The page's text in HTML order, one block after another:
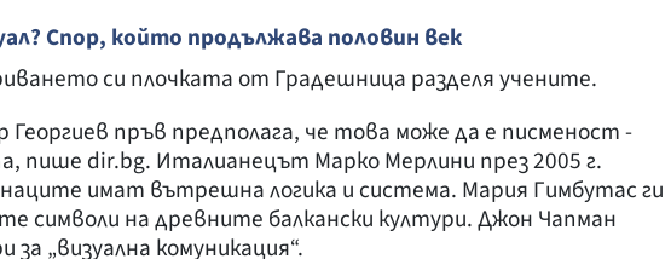
Спор, който продължава половин век
си плочката от Градешница разделя учените.
Георгиев пръв предполага, че това може да е писменост -
пише dir.bg. Италианецът Марко Мерлини през 2005 г.
имат вътрешна логика и система. Мария Гимбутас ги
символи на древните балкански култури. Джон Чапман
„визуална комуникация“.